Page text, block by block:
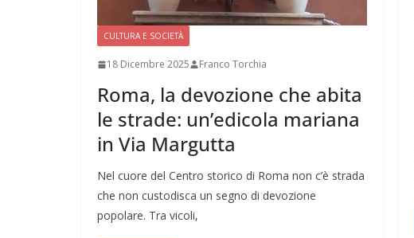
CULTURA E SOCIETÀ
18 Dicembre 2025 Franco Torchia
Roma, la devozione che abita
le strade: un’edicola mariana
in Via Margutta
Nel cuore del Centro storico di Roma non c’è strada
che non custodisca un segno di devozione
popolare. Tra vicoli,